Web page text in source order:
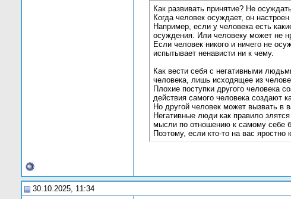
Как развивать принятие? Не
Когда человек осуждает, он
Например, если у человека есть
осуждения. Или человеку может не
Если человек никого и ничего не
испытывает ненависти ни к чему.
Как вести себя с негативными
человека, лишь исходящее из
Плохие поступки другого человека
действия самого человека создают
Но другой человек может вызвать в
Негативные люди как правило
мысли по отношению к самому себе
Поэтому, если кто-то на вас
30.10.2025, 11:34